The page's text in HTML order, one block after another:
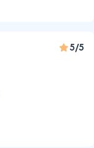
5/5